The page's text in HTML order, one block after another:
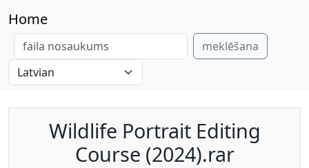
Home
meklēšana
Wildlife Portrait Editing
Course (2024).rar